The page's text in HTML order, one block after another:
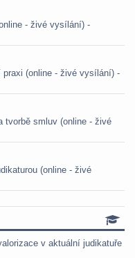
- živé vysílání) -
praxi (online - živé vysílání) -
tvorbě smluv (online - živé
(online - živé
v aktuální judikatuře